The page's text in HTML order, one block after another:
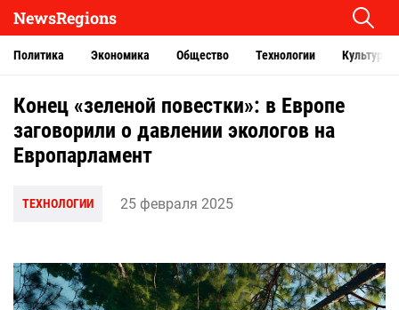
NewsRegions
Политика Экономика Общество Технологии Культура
Конец «зеленой повестки»: в Европе
заговорили о давлении экологов на
Европарламент
ТЕХНОЛОГИИ 25 февраля 2025